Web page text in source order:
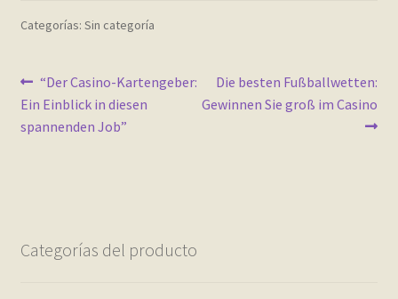
Home shop 2 – restaurant
Home shop 3 – organic
Home shop 4 – wine
Categorías: Sin categoría
Navegación
de
Anterior:
“Der Casino-Kartengeber:
Ein Einblick in diesen
spannenden Job”
Siguiente:
Die besten Fußballwetten:
Gewinnen Sie groß im Casino
Categorías del producto